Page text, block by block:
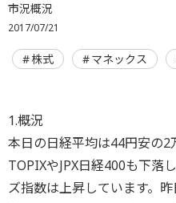
市況概況
2017/07/21
株式 マネックス
1.概況
本日の日経平均は44円安の2
TOPIXやJPX日経400も下落
ズ指数は上昇しています。